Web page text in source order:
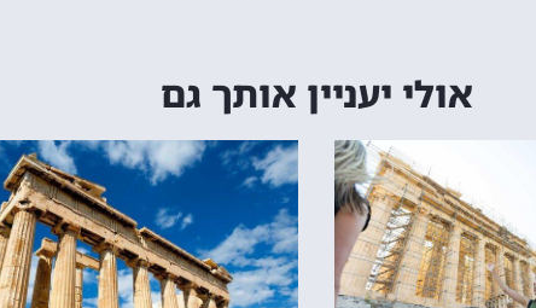
אולי יעניין אותך גם